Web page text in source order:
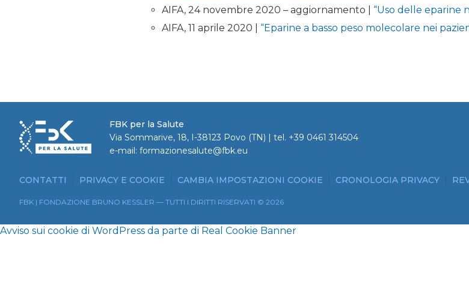
AIFA, 24 novembre 2020 – aggiornamento | “Uso delle eparine
AIFA, 11 aprile 2020 | “Eparine a basso peso molecolare nei
FBK per la Salute
Via Sommarive, 18, I-38123 Povo (TN) | tel. +39 0461 314504
e-mail: formazionesalute@fbk.eu
CONTATTI PRIVACY E COOKIE CAMBIA IMPOSTAZIONI COOKIE CRONOLOGIA PRIVACY
FBK | FONDAZIONE BRUNO KESSLER — TUTTI I DIRITTI RISERVATI © 2026
Avviso sui cookie di WordPress da parte di Real Cookie Banner